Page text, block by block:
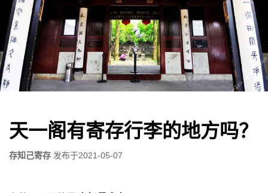
天一阁有寄存行李的地方吗？
存知己寄存 发布于2021-05-07